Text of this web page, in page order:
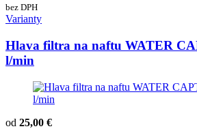
bez DPH
Varianty
Hlava filtra na naftu WATER
l/min
od 25,00 €